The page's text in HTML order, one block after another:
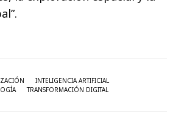
INTELIGENCIA ARTIFICIAL
TRANSFORMACIÓN DIGITAL